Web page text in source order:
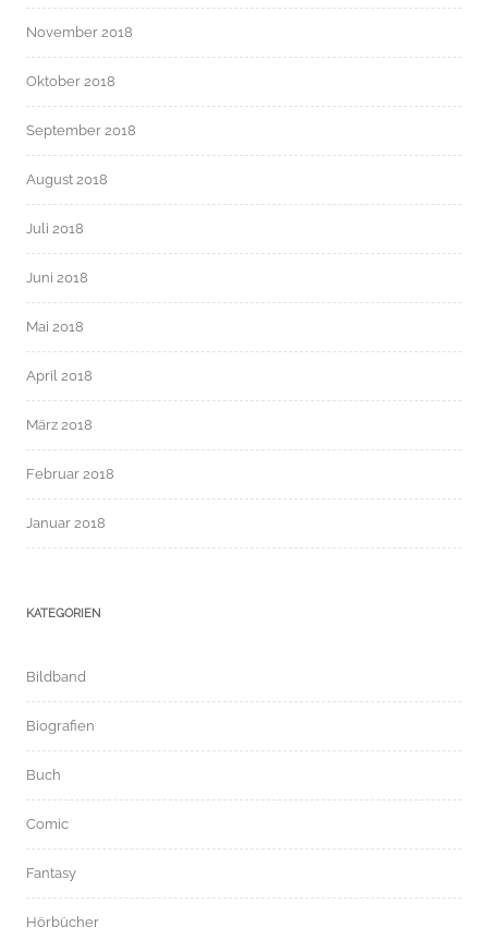
November 2018
Oktober 2018
September 2018
August 2018
Juli 2018
Juni 2018
Mai 2018
April 2018
März 2018
Februar 2018
Januar 2018
KATEGORIEN
Bildband
Biografien
Buch
Comic
Fantasy
Hörbücher